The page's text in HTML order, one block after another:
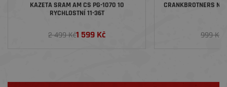
KAZETA SRAM AM CS PG-1070 10
RYCHLOSTNÍ 11-36T
2 499 Kč1 599 Kč
CRANKBROTNERS
999 Kč